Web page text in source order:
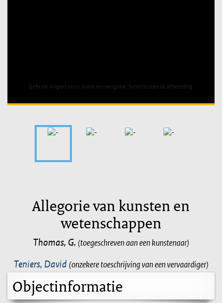
Gebruik vingers voor zoom en navigatie. Scroll buiten de afbeelding.
Allegorie van kunsten en
wetenschappen
Thomas, G. (toegeschreven aan een kunstenaar)
Teniers, David (onzekere toeschrijving van een vervaardiger)
Objectinformatie